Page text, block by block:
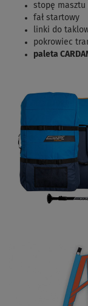
stopę
fał startowy
linki do
pokrowiec
paleta